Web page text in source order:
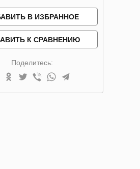
В ИЗБРАННОЕ
К СРАВНЕНИЮ
Поделитесь: